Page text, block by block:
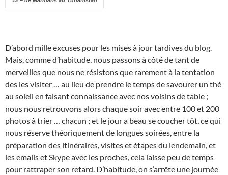
D’abord mille excuses pour les mises à jour tardives du blog.
Mais, comme d’habitude, nous passons à côté de tant de
merveilles que nous ne résistons que rarement à la tentation
des les visiter … au lieu de prendre le temps de savourer un thé
au soleil en faisant connaissance avec nos voisins de table ;
nous nous retrouvons alors chaque soir avec entre 100 et 200
photos à trier … chacun ; et le jour a beau se coucher tôt, ce qui
nous réserve théoriquement de longues soirées, entre la
préparation des itinéraires, visites et étapes du lendemain, et
les emails et Skype avec les proches, cela laisse peu de temps
pour rattraper son retard. D’habitude, on s’arrête une journée